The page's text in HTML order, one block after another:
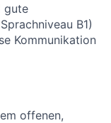
gute
B1)
Kommunikation
offenen,